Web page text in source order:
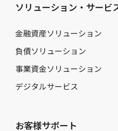
ソリューション・サービ
金融資産ソリューション
負債ソリューション
事業資金ソリューション
デジタルサービス
お客様サポート